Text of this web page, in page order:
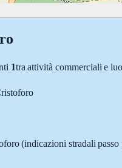
1tra attività commerciali e
(indicazioni stradali passo